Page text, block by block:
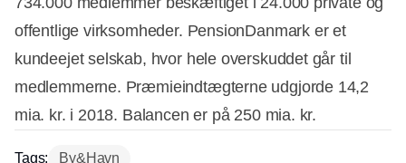
offentlige virksomheder. PensionDanmark er et
kundeejet selskab, hvor hele overskuddet går til
medlemmerne. Præmieindtægterne udgjorde 14,2
mia. kr. i 2018. Balancen er på 250 mia. kr.
Tags: By&Havn